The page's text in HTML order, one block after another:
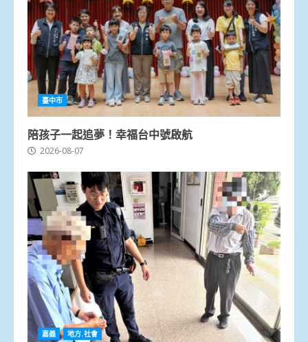
臺中市
陪孩子一起追夢！幸福台中號啟航
2026-08-07
嘉義 地方.社會